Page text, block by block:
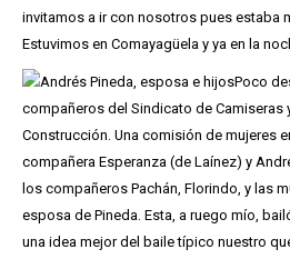
invitamos a ir con nosotros pues estaba
Estuvimos en Comayagüela y ya en la
Poco
compañeros del Sindicato de Camiseras
Construcción. Una comisión de mujeres
compañera Esperanza (de Laínez) y
los compañeros Pachán, Florindo, y las
esposa de Pineda. Esta, a ruego mío,
una idea mejor del baile típico nuestro